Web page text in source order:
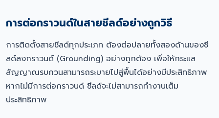
การต่อกราวนด์ในสายชีลด์อย่างถูกวิธี
การติดตั้งสายชีลด์ทุกประเภท ต้องต่อปลายทั้งสองด้านของชี
ลด์ลงกราวนด์ (Grounding) อย่างถูกต้อง เพื่อให้กระแส
สัญญาณรบกวนสามารถระบายไปสู่พื้นได้อย่างมีประสิทธิภาพ
หากไม่มีการต่อกราวนด์ ชีลด์จะไม่สามารถทำงานเต็ม
ประสิทธิภาพ